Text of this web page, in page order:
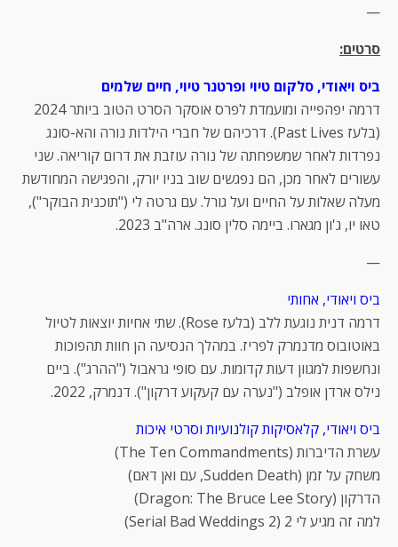
—
סרטים:
ביס ויאודי, סלקום טיוי ופרטנר טיוי, חיים שלמים
דרמה יפהפייה ומועמדת לפרס אוסקר הסרט הטוב ביותר 2024
(בלעז Past Lives). דרכיהם של חברי הילדות נורה והא-סונג
נפרדות לאחר שמשפחתה של נורה עוזבת את דרום קוריאה. שני
עשורים לאחר מכן, הם נפגשים שוב בניו יורק, והפגישה המחודשת
מעלה שאלות על החיים ועל גורל. עם גרטה לי ("תוכנית הבוקר"),
טאו יו, ג'ון מגארו. ביימה סלין סונג. ארה"ב 2023.
—
ביס ויאודי, אחותי
דרמה דנית נוגעת ללב (בלעז Rose). שתי אחיות יוצאות לטיול
באוטובוס מדנמרק לפריז. במהלך הנסיעה הן חוות תהפוכות
ונחשפות למגוון דעות קדומות. עם סופי גראבול ("ההרג"). ביים
נילס ארדן אופלב ("נערה עם קעקוע דרקון"). דנמרק, 2022.
ביס ויאודי, קלאסיקות קולנועיות וסרטי איכות
עשרת הדיברות (The Ten Commandments)
משחק על זמן (Sudden Death, עם ואן דאם)
הדרקון (Dragon: The Bruce Lee Story)
למה זה מגיע לי 2 (Serial Bad Weddings 2)